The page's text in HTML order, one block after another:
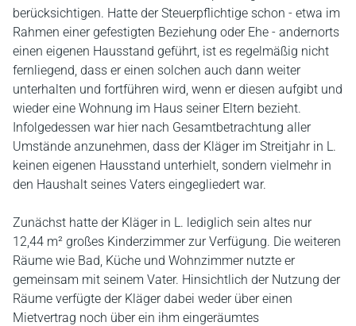
berücksichtigen. Hatte der Steuerpflichtige schon - etwa im
Rahmen einer gefestigten Beziehung oder Ehe - andernorts
einen eigenen Hausstand geführt, ist es regelmäßig nicht
fernliegend, dass er einen solchen auch dann weiter
unterhalten und fortführen wird, wenn er diesen aufgibt und
wieder eine Wohnung im Haus seiner Eltern bezieht.
Infolgedessen war hier nach Gesamtbetrachtung aller
Umstände anzunehmen, dass der Kläger im Streitjahr in L.
keinen eigenen Hausstand unterhielt, sondern vielmehr in
den Haushalt seines Vaters eingegliedert war.
Zunächst hatte der Kläger in L. lediglich sein altes nur
12,44 m² großes Kinderzimmer zur Verfügung. Die weiteren
Räume wie Bad, Küche und Wohnzimmer nutzte er
gemeinsam mit seinem Vater. Hinsichtlich der Nutzung der
Räume verfügte der Kläger dabei weder über einen
Mietvertrag noch über ein ihm eingeräumtes